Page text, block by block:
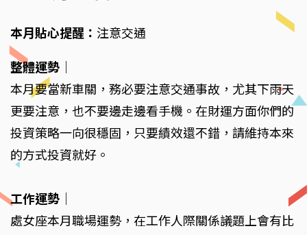
本月貼心提醒： 注意交通
整體運勢
本月要當新車關，務必要注意交通事故，尤其下雨天
更要注意，也不要邊走邊看手機。在財運方面你們的
投資策略一向很穩固，只要績效還不錯，請維持本來
的方式投資就好。
工作運勢
處女座本月職場運勢，在工作人際關係議題上會有比